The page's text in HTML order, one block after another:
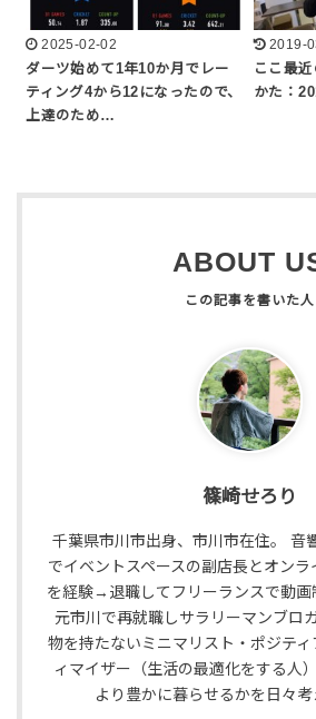
2025-02-02
ダーツ始めて1年10か月でレー
ティング4から12になったので、
上達のため…
2019-
ここ最
かた：
ABOUT
篠崎せろり
千葉県市川市出身、市川市在住。 音
でイベントスペースの副店長とオン
を経験→退職してフリーランスで動
元市川で再就職しサラリーマンブロ
物を持たないミニマリスト・ポジテ
ィマイザー（生活の最適化をする人
より豊かに暮らせるかを日々考